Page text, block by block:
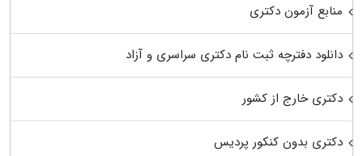
منابع آزمون دکتری
دانلود دفترچه ثبت نام دکتری سراسری و آزاد
دکتری خارج از کشور
دکتری بدون کنکور پردیس